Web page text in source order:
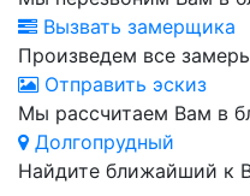
Вызвать замерщика
Произведем все
Отправить эскиз
Мы рассчитаем Вам в
Долгопрудный
Найдите ближайший к